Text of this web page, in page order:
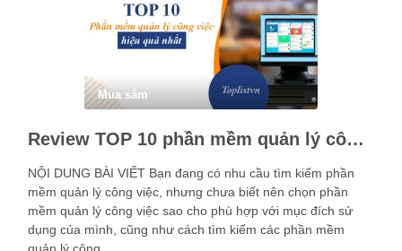
Mua sắm
Review TOP 10 phần mềm quản lý công việc hiệu quả nhất
NỘI DUNG BÀI VIẾT Bạn đang có nhu cầu tìm kiếm phần
mềm quản lý công việc, nhưng chưa biết nên chọn phần
mềm quản lý công việc sao cho phù hợp với mục đích sử
dụng của mình, cũng như cách tìm kiếm các phần mềm
quản lý công …